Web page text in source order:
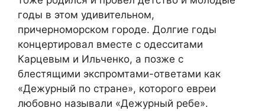
годы в этом удивительном,
причерноморском городе. Долгие годы
концертировал вместе с одесситами
Карцевым и Ильченко, а позже с
блестящими экспромтами-ответами как
«Дежурный по стране», которого евреи
любовно называли «Дежурный ребе».